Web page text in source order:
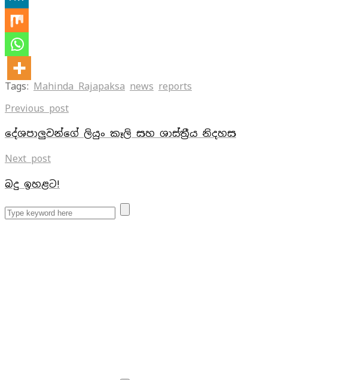
Tags: Mahinda Rajapaksa news reports
Previous post
දේශපාලුවන්ගේ ලියුං කෑලි සහ ශාස්ත්‍රීය නිදහස
Next post
බදු ඉහළට!